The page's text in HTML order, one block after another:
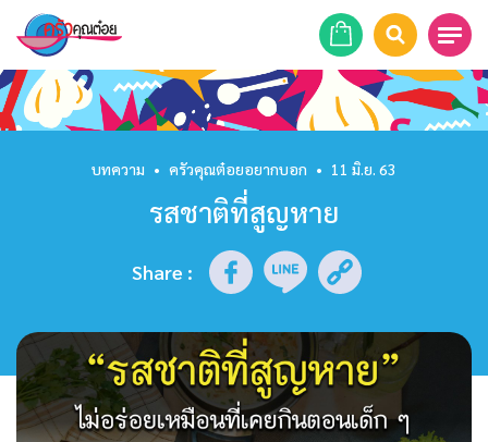
หน้าแรก
สูตรอาหาร
รายการย้อนหลัง
บทความ
ข่าวสาร
บทความ • ครัวคุณต๋อยอยากบอก • 11 มิ.ย. 63
รสชาติที่สูญหาย
Share :